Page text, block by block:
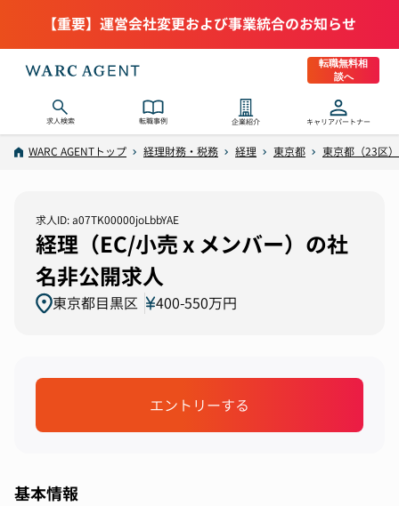
【重要】運営会社変更および事業統合のお知らせ
転職無料相
談へ
求人検索 転職事例 企業紹介 キャリアパートナー
WARC AGENTトップ 経理財務・税務 経理 東京都 東京都（23区）
求人ID: a07TK00000joLbbYAE
経理（EC/小売 x メンバー）の社
名非公開求人
東京都目黒区 400-550万円
エントリーする
基本情報